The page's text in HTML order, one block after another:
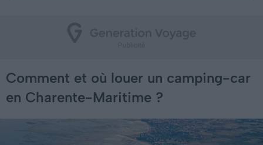
Comment et où louer un camping-car
en Charente-Maritime ?